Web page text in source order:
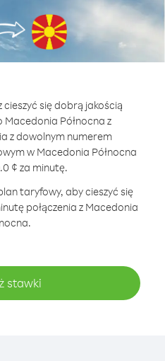
cieszyć się dobrą jakością
Macedonia Północna z
z dowolnym numerem
w Macedonia Północna
¢ za minutę.
taryfowy, aby cieszyć się
połączenia z Macedonia
stawki